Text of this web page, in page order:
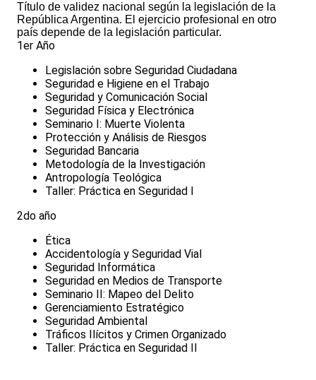
Título de validez nacional según la legislación de la
República Argentina. El ejercicio profesional en otro
país depende de la legislación particular.
1er Año
Legislación sobre Seguridad Ciudadana
Seguridad e Higiene en el Trabajo
Seguridad y Comunicación Social
Seguridad Física y Electrónica
Seminario I: Muerte Violenta
Protección y Análisis de Riesgos
Seguridad Bancaria
Metodología de la Investigación
Antropología Teológica
Taller: Práctica en Seguridad I
2do año
Ética
Accidentología y Seguridad Vial
Seguridad Informática
Seguridad en Medios de Transporte
Seminario II: Mapeo del Delito
Gerenciamiento Estratégico
Seguridad Ambiental
Tráficos Ilícitos y Crimen Organizado
Taller: Práctica en Seguridad II